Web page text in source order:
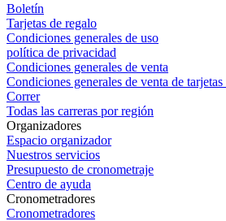
Boletín
Tarjetas de regalo
Condiciones generales de uso
política de privacidad
Condiciones generales de venta
Condiciones generales de venta de
Correr
Todas las carreras por región
Organizadores
Espacio organizador
Nuestros servicios
Presupuesto de cronometraje
Centro de ayuda
Cronometradores
Cronometradores